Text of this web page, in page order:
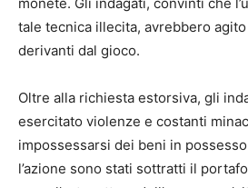
tale tecnica illecita, avrebbero
derivanti dal gioco.
Oltre alla richiesta estorsiva, gli
esercitato violenze e costanti
impossessarsi dei beni in
l’azione sono stati sottratti il